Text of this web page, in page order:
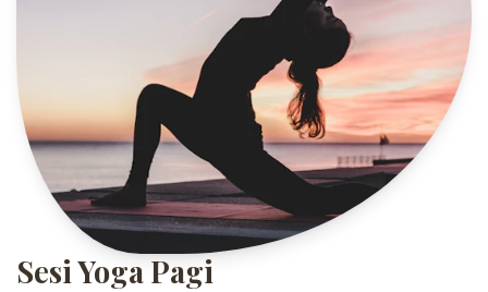
Sesi Yoga Pagi